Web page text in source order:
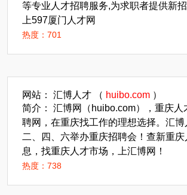
等专业人才招聘服务,为求职者提供新
上597厦门人才网
热度：701
网站： 汇博人才 （ huibo.com ）
简介： 汇博网（huibo.com），重庆人
聘网，在重庆找工作的理想选择。汇博
二、四、六举办重庆招聘会！查新重
息，找重庆人才市场，上汇博网！
热度：738